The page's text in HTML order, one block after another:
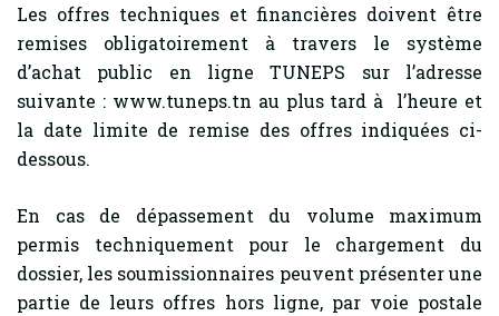
Les offres techniques et financières doivent être
remises obligatoirement à travers le système
d’achat public en ligne TUNEPS sur l’adresse
suivante : www.tuneps.tn au plus tard à l’heure et
la date limite de remise des offres indiquées ci-
dessous.
En cas de dépassement du volume maximum
permis techniquement pour le chargement du
dossier, les soumissionnaires peuvent présenter une
partie de leurs offres hors ligne, par voie postale